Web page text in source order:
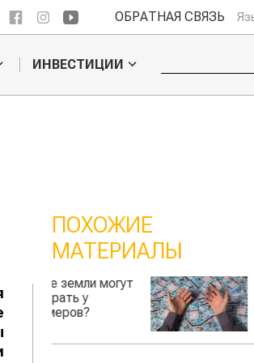
ОБРАТНАЯ СВЯЗЬ
ИНВЕСТИЦИИ
ПОХОЖИЕ
МАТЕРИАЛЫ
Как государство
теряет деньги
СПК?